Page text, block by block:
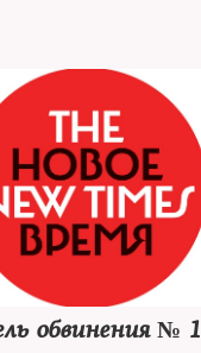
обвинения № 1